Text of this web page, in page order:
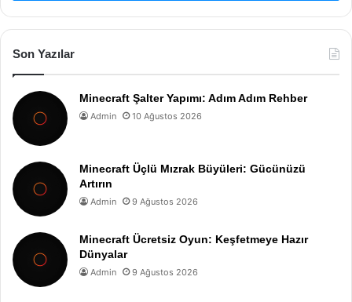
Son Yazılar
Minecraft Şalter Yapımı: Adım Adım Rehber
Admin 10 Ağustos 2026
Minecraft Üçlü Mızrak Büyüleri: Gücünüzü
Artırın
Admin 9 Ağustos 2026
Minecraft Ücretsiz Oyun: Keşfetmeye Hazır
Dünyalar
Admin 9 Ağustos 2026